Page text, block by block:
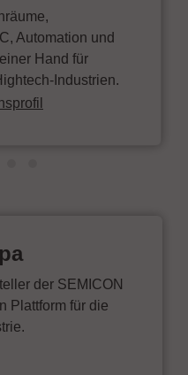
Automation und
Hand für
Industrien.
der SEMICON
Plattform für die